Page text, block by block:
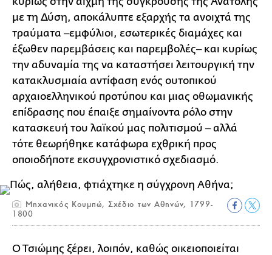
με τη Δύση, αποκάλυπτε εξαρχής τα ανοιχτά της
τραύματα ‒εμφύλιοι, εσωτερικές διαμάχες και
έξωθεν παρεμβάσεις και παρεμβολές‒ και κυρίως
την αδυναμία της να καταστήσει λειτουργική την
κατακλυσμιαία αντίφαση ενός ουτοπικού
αρχαιοελληνικού προτύπου και μιας οθωμανικής
επίδρασης που έπαιξε σημαίνοντα ρόλο στην
κατασκευή του λαϊκού μας πολιτισμού ‒ αλλά
τότε θεωρήθηκε κατάφωρα εχθρική προς
οποιοδήποτε εκσυγχρονιστικό σχεδιασμό.
Μηχανικός Κουμπώ, Σχέδιο των Αθηνών, 1799-
1800
Ο Τσιώμης ξέρει, λοιπόν, καθώς οικειοποιείται